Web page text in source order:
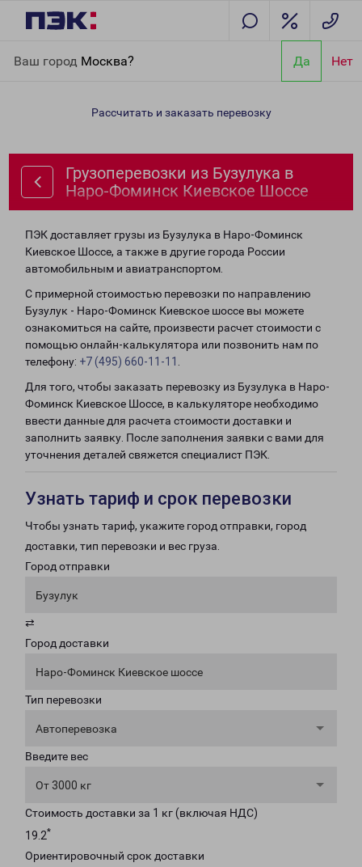
Ваш город Москва? Да Нет
Фоминск Киевское Шоссе
Рассчитать и заказать перевозку
Грузоперевозки из Бузулука в
Наро-Фоминск Киевское Шоссе
ПЭК доставляет грузы из Бузулука в Наро-Фоминск
Киевское Шоссе, а также в другие города России
автомобильным и авиатранспортом.
С примерной стоимостью перевозки по направлению
Бузулук - Наро-Фоминск Киевское шоссе вы можете
ознакомиться на сайте, произвести расчет стоимости с
помощью онлайн-калькулятора или позвонить нам по
телефону: +7 (495) 660-11-11
Для того, чтобы заказать перевозку из Бузулука в Наро-
Фоминск Киевское Шоссе, в калькуляторе необходимо
ввести данные для расчета стоимости доставки и
заполнить заявку. После заполнения заявки с вами для
уточнения деталей свяжется специалист ПЭК.
Узнать тариф и срок перевозки
Чтобы узнать тариф, укажите город отправки, город
доставки, тип перевозки и вес груза.
Город отправки
Бузулук
⇄
Город доставки
Наро-Фоминск Киевское шоссе
Тип перевозки
Автоперевозка
Введите вес
От 3000 кг
Стоимость доставки за 1 кг (включая НДС)
19.2*
Ориентировочный срок доставки